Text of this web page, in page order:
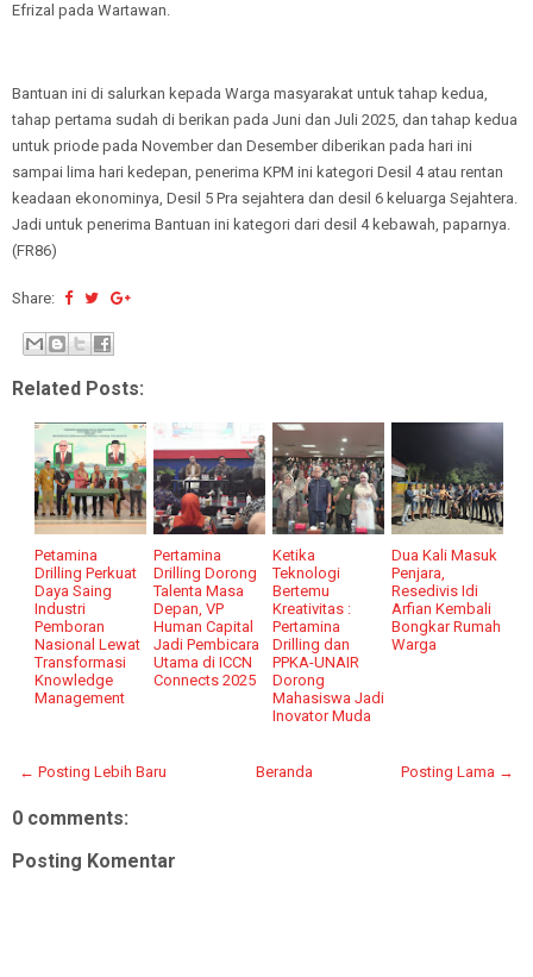
Efrizal pada Wartawan.
Bantuan ini di salurkan kepada Warga masyarakat untuk tahap kedua,
tahap pertama sudah di berikan pada Juni dan Juli 2025, dan tahap kedua
untuk priode pada November dan Desember diberikan pada hari ini
sampai lima hari kedepan, penerima KPM ini kategori Desil 4 atau rentan
keadaan ekonominya, Desil 5 Pra sejahtera dan desil 6 keluarga Sejahtera.
Jadi untuk penerima Bantuan ini kategori dari desil 4 kebawah, paparnya.
(FR86)
Share:
Related Posts:
Petamina
Drilling Perkuat
Daya Saing
Industri
Pemboran
Nasional Lewat
Transformasi
Knowledge
Management
Pertamina
Drilling Dorong
Talenta Masa
Depan, VP
Human Capital
Jadi Pembicara
Utama di ICCN
Connects 2025
Ketika
Teknologi
Bertemu
Kreativitas :
Pertamina
Drilling dan
PPKA-UNAIR
Dorong
Mahasiswa Jadi
Inovator Muda
Dua Kali Masuk
Penjara,
Resedivis Idi
Arfian Kembali
Bongkar Rumah
Warga
← Posting Lebih Baru Posting Lama →
Beranda
0 comments:
Posting Komentar